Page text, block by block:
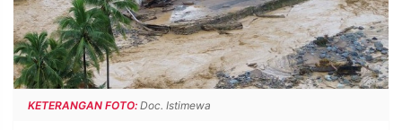
PRIVACY
POLICY
BERITA
WARGA
INFORMASI
IKLAN
KIRIM
TULISAN
PENGADUAN TERM
KETERANGAN FOTO: Doc. Istimewa